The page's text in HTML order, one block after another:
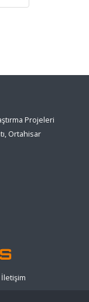
Projeleri
Ortahisar
İletişim